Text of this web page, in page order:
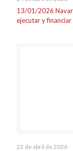
13/01/2026
ejecutar y
22 de abril de 2026